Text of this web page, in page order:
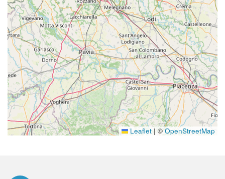
Leaflet | ©OpenStreetMap